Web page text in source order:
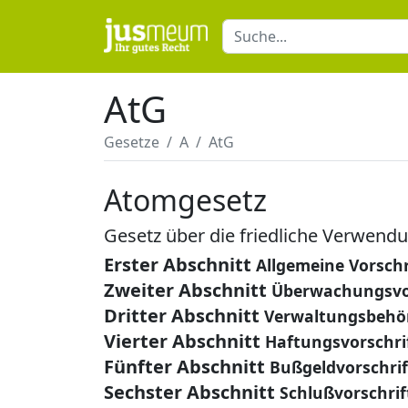
AtG
Gesetze A AtG
Atomgesetz
Gesetz über die friedliche
Erster Abschnitt Allgemeine
Zweiter Abschnitt
Dritter Abschnitt
Vierter Abschnitt
Fünfter Abschnitt
Sechster Abschnitt